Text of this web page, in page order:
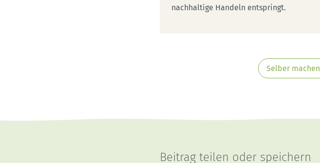
nachhaltige Handeln entspringt.
Selber machen
Beitrag teilen oder speichern